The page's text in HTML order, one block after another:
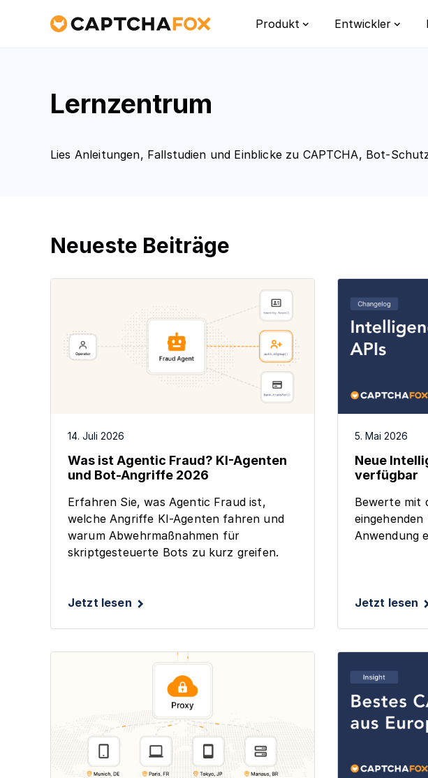
Produkt Entwickler
Lernzentrum
Lies Anleitungen, Fallstudien und Einblicke zu CAPTCHA, Bot-
Neueste Beiträge
14. Juli 2026
Was ist Agentic Fraud? KI-Agenten
und Bot-Angriffe 2026
Erfahren Sie, was Agentic Fraud ist,
welche Angriffe KI-Agenten fahren und
warum Abwehrmaßnahmen für
skriptgesteuerte Bots zu kurz greifen.
Jetzt lesen
5. Mai 2026
Neue
verfügbar
Bewerte mit
Anwendung
Jetzt lesen